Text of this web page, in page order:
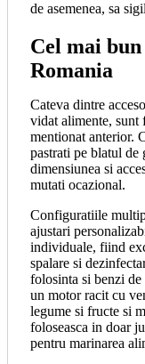
de asemenea, sa
Cel mai
Romania
Cateva dintre
vidat alimente, sunt
mentionat anterior.
pastrati pe blatul de
dimensiunea si
mutati ocazional.
Configuratiile
ajustari
individuale, fiind
spalare si
folosinta si benzi de
un motor racit cu
legume si fructe si
foloseasca in doar
pentru marinarea